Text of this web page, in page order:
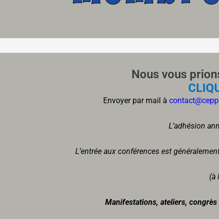
Nous vous
Envoyer par mail à
L’adhésion
L’entrée aux conférences est
(à
Manifestations, ateliers, congrès